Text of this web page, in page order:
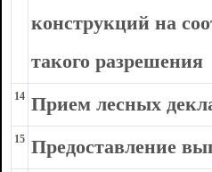
конструкций на
такого разрешения
14 Прием лесных
15 Предоставление